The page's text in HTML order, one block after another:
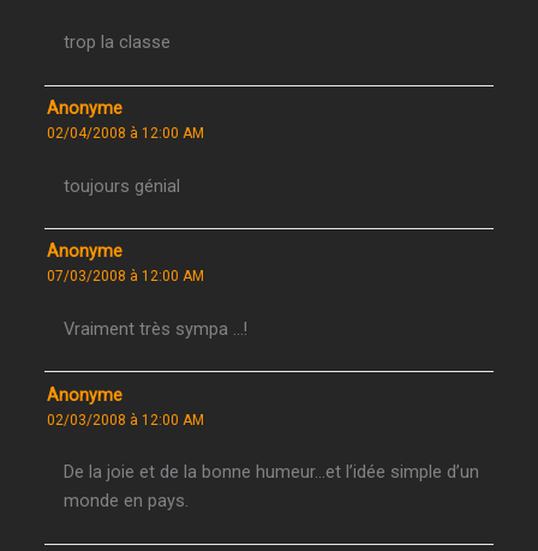
trop la classe
Anonyme
02/04/2008 à 12:00 AM
toujours génial
Anonyme
07/03/2008 à 12:00 AM
Vraiment très sympa …!
Anonyme
02/03/2008 à 12:00 AM
De la joie et de la bonne humeur…et l’idée simple d’un
monde en pays.